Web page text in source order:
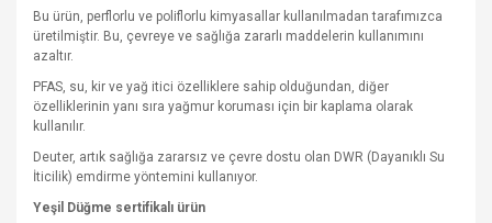
Bu ürün, perflorlu ve poliflorlu kimyasallar kullanılmadan tarafımızca
üretilmiştir. Bu, çevreye ve sağlığa zararlı maddelerin kullanımını
azaltır.
PFAS, su, kir ve yağ itici özelliklere sahip olduğundan, diğer
özelliklerinin yanı sıra yağmur koruması için bir kaplama olarak
kullanılır.
Deuter, artık sağlığa zararsız ve çevre dostu olan DWR (Dayanıklı Su
İticilik) emdirme yöntemini kullanıyor.
Yeşil Düğme sertifikalı ürün